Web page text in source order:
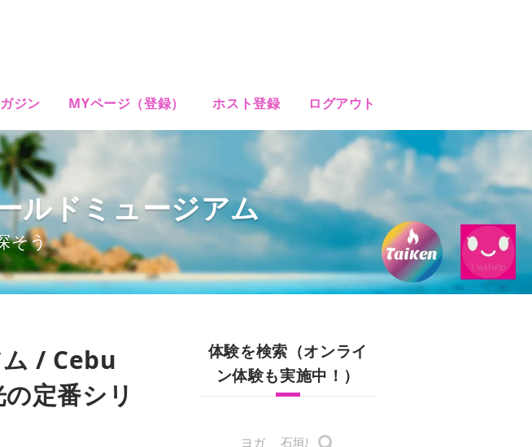
ジン MYページ（登録） ホスト登録 ログアウト
ルドミュージアム
そう
/ Cebu
定番シリ
体験を検索（オンライ
ン体験も実施中！）